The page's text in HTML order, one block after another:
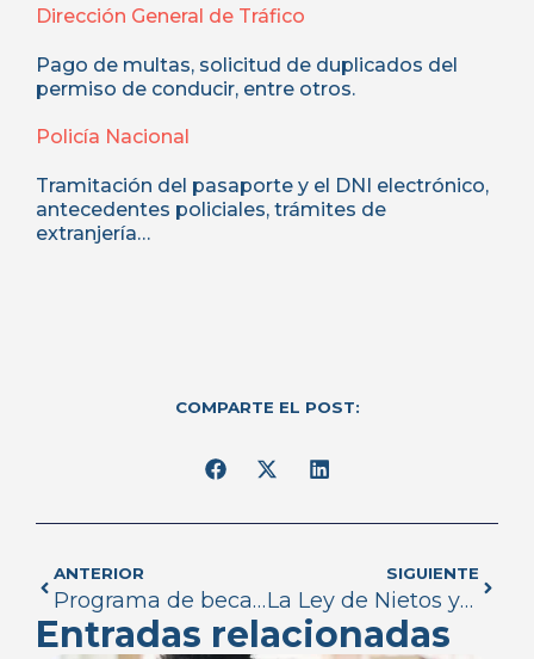
Dirección General de Tráfico
Pago de multas, solicitud de duplicados del
permiso de conducir, entre otros.
Policía Nacional
Tramitación del pasaporte y el DNI electrónico,
antecedentes policiales, trámites de
extranjería…
COMPARTE EL POST:
ANTERIOR
Programa de becas de UEMC Business School
SIGUIENTE
La Ley de Nietos ya es una realidad
Entradas relacionadas